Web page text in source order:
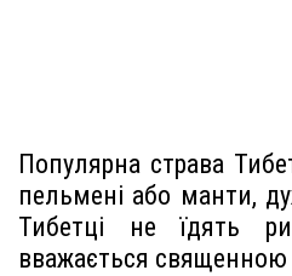
Популярна страва
пельмені або манти,
Тибетці не їдять
вважається священною